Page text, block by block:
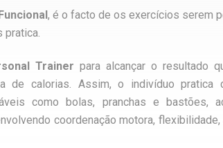
, é o facto de os exercícios serem
pratica.
Trainer para alcançar o resultado
de calorias. Assim, o indivíduo pratica
como bolas, pranchas e bastões,
coordenação motora,